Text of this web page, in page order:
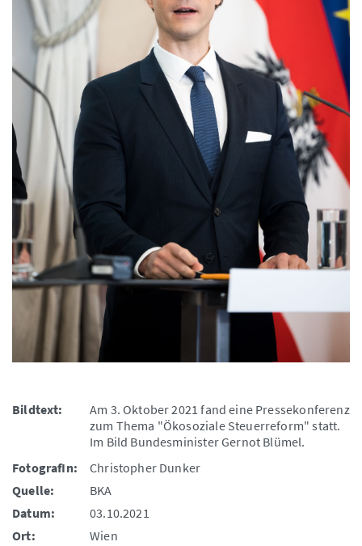
Bildtext:
Am 3. Oktober 2021 fand eine Pressekonferenz
zum Thema "Ökosoziale Steuerreform" statt.
Im Bild Bundesminister Gernot Blümel.
FotografIn:
Christopher Dunker
Quelle:
BKA
Datum:
03.10.2021
Ort:
Wien